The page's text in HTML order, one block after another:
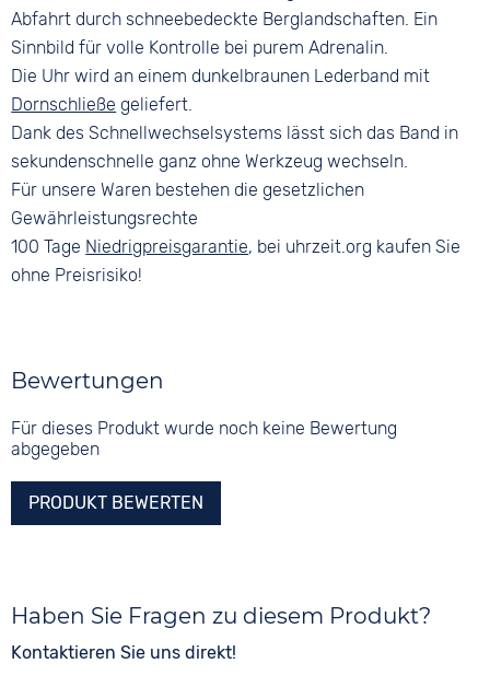
Abfahrt durch schneebedeckte Berglandschaften. Ein
Sinnbild für volle Kontrolle bei purem Adrenalin.
Die Uhr wird an einem dunkelbraunen Lederband mit
Dornschließe geliefert.
Dank des Schnellwechselsystems lässt sich das Band in
sekundenschnelle ganz ohne Werkzeug wechseln.
Für unsere Waren bestehen die gesetzlichen
Gewährleistungsrechte
100 Tage Niedrigpreisgarantie, bei uhrzeit.org kaufen Sie
ohne Preisrisiko!
Bewertungen
Für dieses Produkt wurde noch keine Bewertung
abgegeben
PRODUKT BEWERTEN
Haben Sie Fragen zu diesem Produkt?
Kontaktieren Sie uns direkt!